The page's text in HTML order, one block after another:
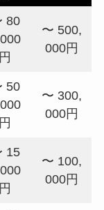
80
円
〜 500,
000円
50
円
〜 300,
000円
15
円
〜 100,
000円